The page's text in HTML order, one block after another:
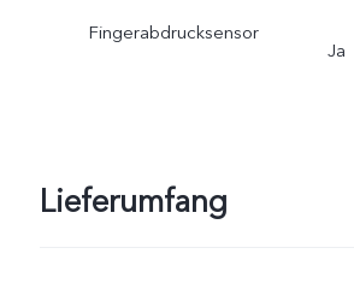
Fingerabdrucksensor
Ja
Lieferumfang